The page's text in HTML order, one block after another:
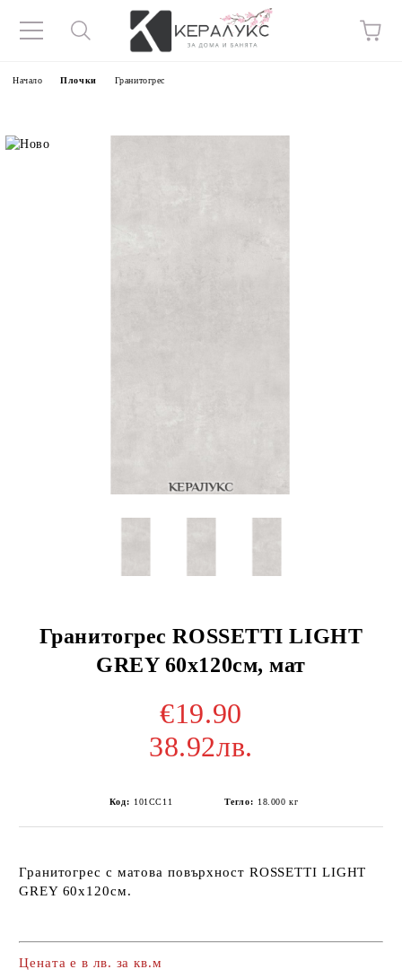
Начало Плочки Гранитогрес
Гранитогрес ROSSETTI LIGHT
GREY 60х120см, мат
€19.90
38.92лв.
Код: 101CC11 Тегло: 18.000 кг
Гранитогрес с матова повърхност ROSSETTI LIGHT
GREY60x120см.
Цената е в лв. за кв.м